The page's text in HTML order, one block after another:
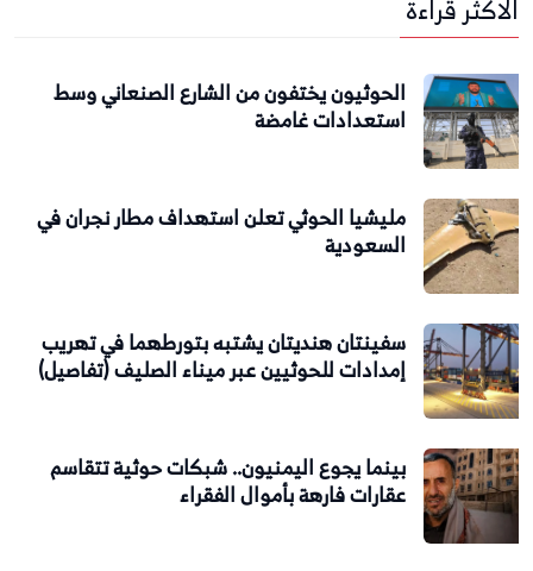
الاكثر قراءة
الحوثيون يختفون من الشارع الصنعاني وسط
استعدادات غامضة
مليشيا الحوثي تعلن استهداف مطار نجران في
السعودية
سفينتان هنديتان يشتبه بتورطهما في تهريب
إمدادات للحوثيين عبر ميناء الصليف (تفاصيل)
بينما يجوع اليمنيون.. شبكات حوثية تتقاسم
عقارات فارهة بأموال الفقراء